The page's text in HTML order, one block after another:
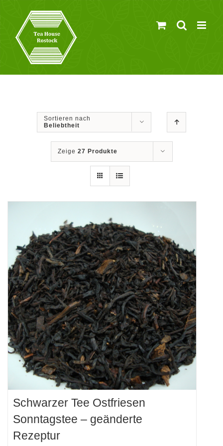
springen
Sortieren nach
Beliebtheit
Zeige 27 Produkte
Schwarzer Tee Ostfriesen
Sonntagstee – geänderte
Rezeptur